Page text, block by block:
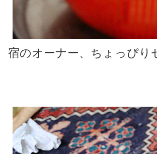
宿のオーナー、ちょっぴり